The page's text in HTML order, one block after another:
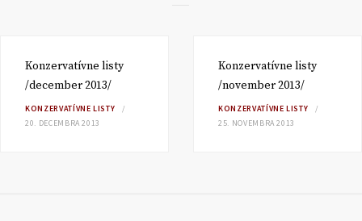
Konzervatívne listy
/december 2013/
KONZERVATÍVNE LISTY
20. DECEMBRA 2013
Konzervatívne listy
/november 2013/
KONZERVATÍVNE LISTY
25. NOVEMBRA 2013